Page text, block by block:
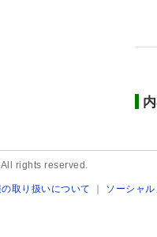
rights reserved.
取り扱いについて ｜ ソーシャ